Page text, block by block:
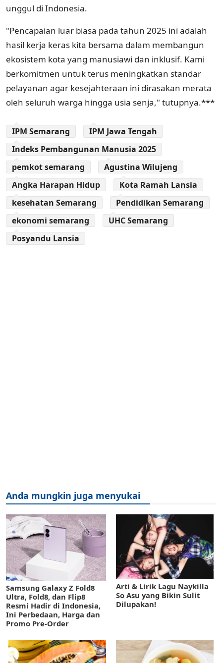
unggul di Indonesia.
"Pencapaian luar biasa pada tahun 2025 ini adalah
hasil kerja keras kita bersama dalam membangun
ekosistem kota yang manusiawi dan inklusif. Kami
berkomitmen untuk terus meningkatkan standar
pelayanan agar kesejahteraan ini dirasakan merata
oleh seluruh warga hingga usia senja," tutupnya.***
IPM Semarang
IPM Jawa Tengah
Indeks Pembangunan Manusia 2025
pemkot semarang
Agustina Wilujeng
Angka Harapan Hidup
Kota Ramah Lansia
kesehatan Semarang
Pendidikan Semarang
ekonomi semarang
UHC Semarang
Posyandu Lansia
Anda mungkin juga menyukai
Samsung Galaxy Z Fold8
Ultra, Fold8, dan Flip8
Resmi Hadir di Indonesia,
Ini Perbedaan, Harga dan
Promo Pre-Order
Arti & Lirik Lagu Naykilla
So Asu yang Bikin Sulit
Dilupakan!